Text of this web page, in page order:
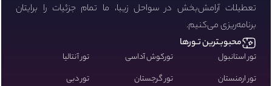
تعطیلات آرامش‌بخش در سواحل زیبا، ما تمام جزئیات را برایتان
برنامه‌ریزی می‌کنیم.
محبوبـترین تـورها
تور استانبول تورکوش آداسی
تور آنتالیا
تور ارمنستان
تور گرجستان تور دبی